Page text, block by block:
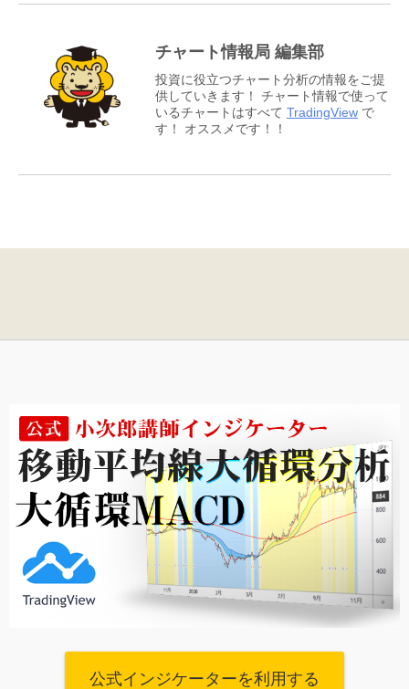
チャート情報局 編集部
投資に役立つチャート分析の情報をご提
供していきます！ チャート情報で使って
いるチャートはすべて TradingView で
す！ オススメです！！
公式インジケーターを利用する